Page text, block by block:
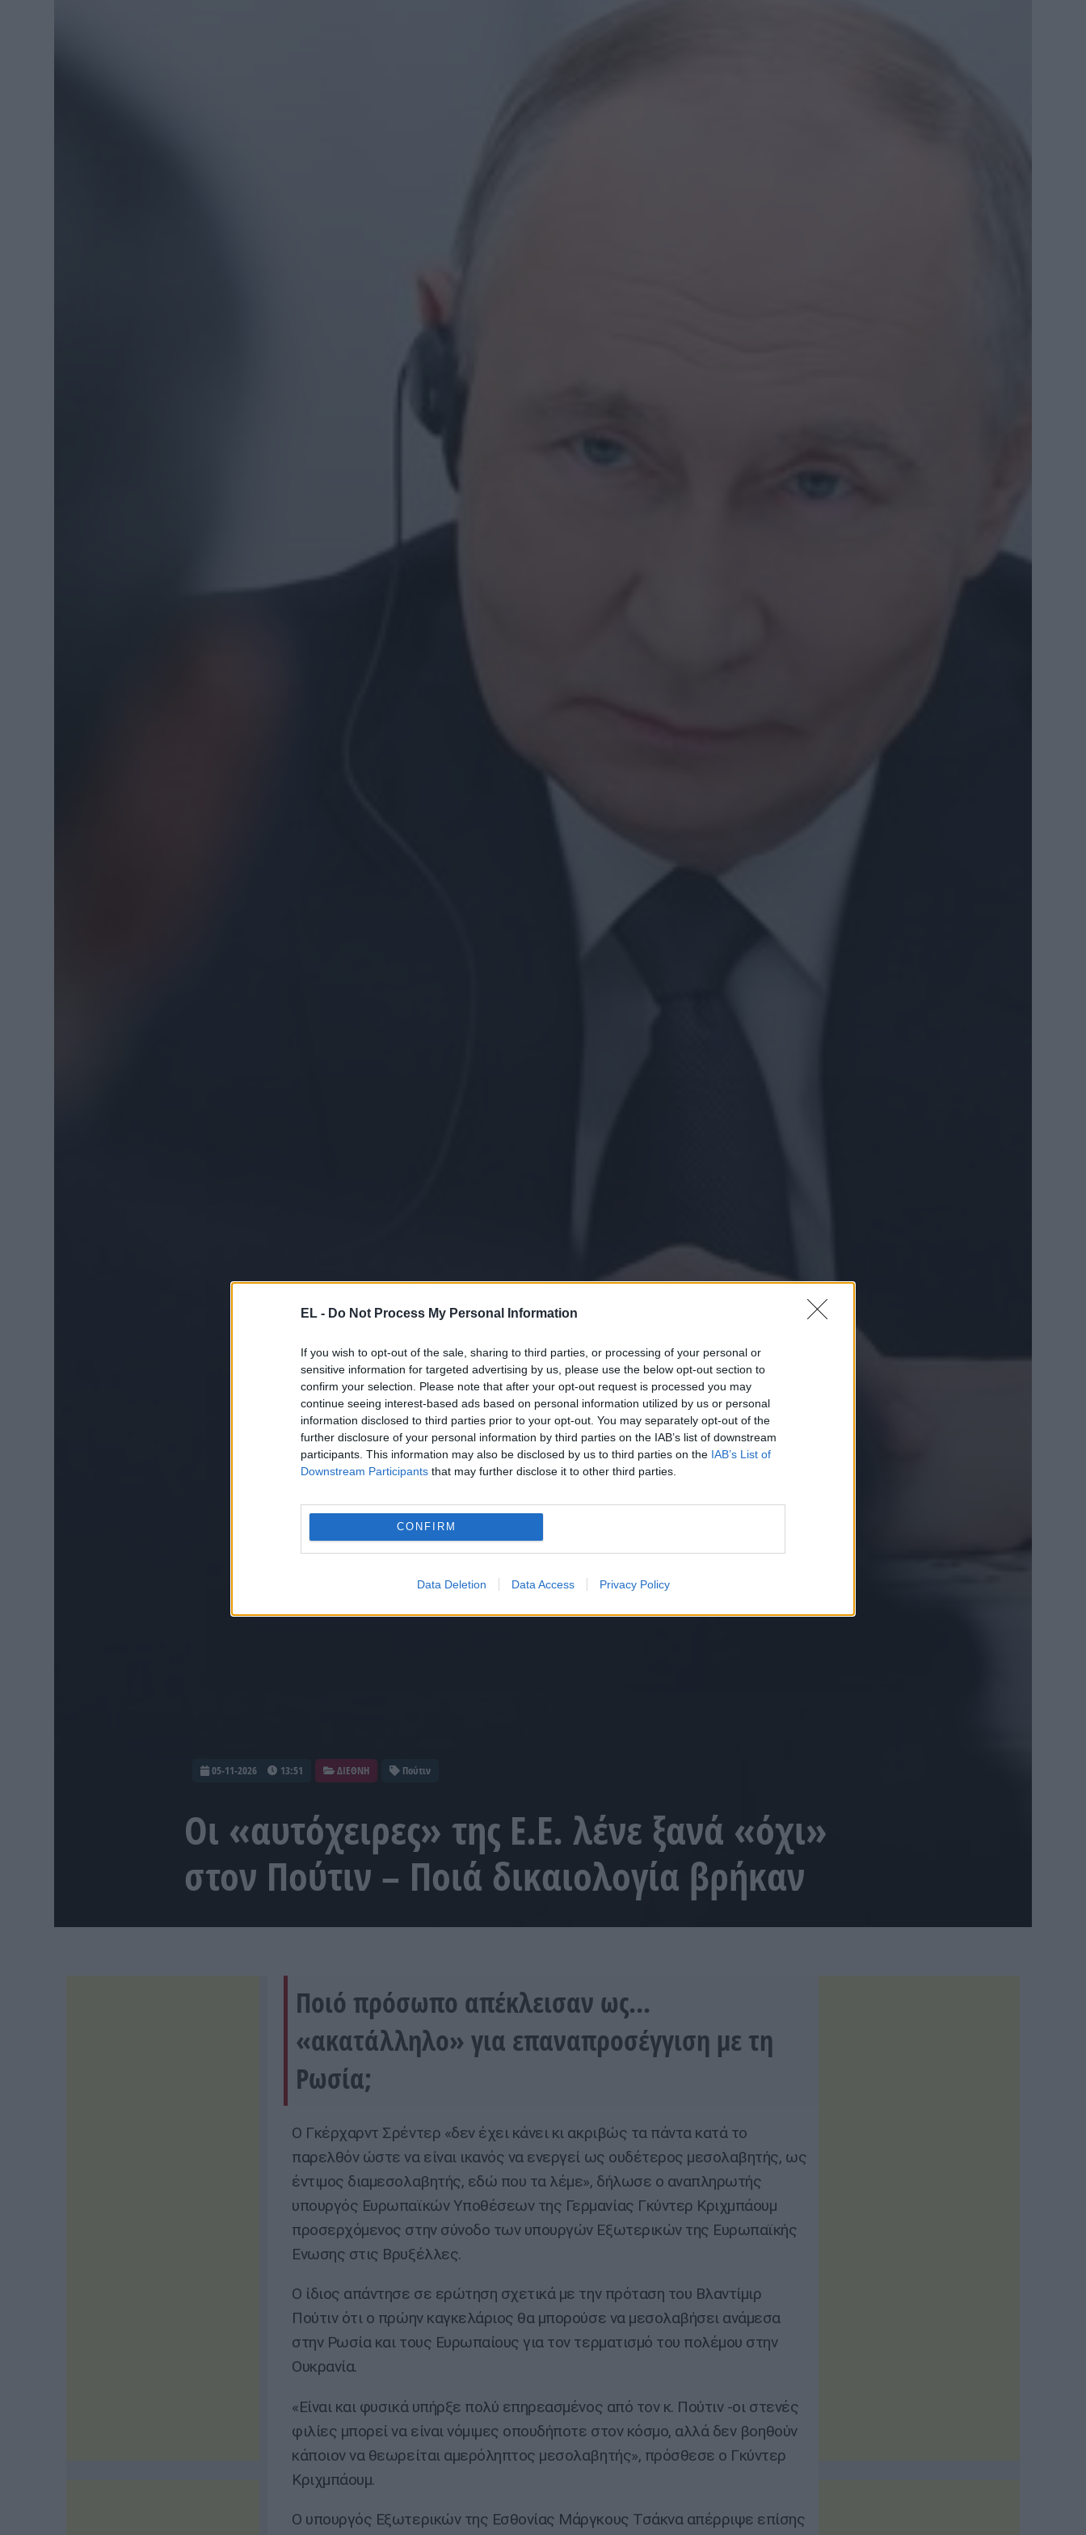
EL - Do Not Process My Personal Information
If you wish to opt-out of the sale, sharing to third parties, or processing of your personal or
sensitive information for targeted advertising by us, please use the below opt-out section to
confirm your selection. Please note that after your opt-out request is processed you may
continue seeing interest-based ads based on personal information utilized by us or personal
information disclosed to third parties prior to your opt-out. You may separately opt-out of the
further disclosure of your personal information by third parties on the IAB’s list of downstream
participants. This information may also be disclosed by us to third parties on the IAB’s List of
Downstream Participants that may further disclose it to other third parties.
CONFIRM
Data Deletion Data Access Privacy Policy
05-11-2026 13:51 ΔΙΕΘΝΗ Πούτιν
Οι «αυτόχειρες» της Ε.Ε. λένε ξανά «όχι»
στον Πούτιν – Ποιά δικαιολογία βρήκαν
Ποιό πρόσωπο απέκλεισαν ως...
«ακατάλληλο» για επαναπροσέγγιση με τη
Ρωσία;
Ο Γκέρχαρντ Σρέντερ «δεν έχει κάνει κι ακριβώς τα πάντα κατά το
παρελθόν ώστε να είναι ικανός να ενεργεί ως ουδέτερος μεσολαβητής, ως
έντιμος διαμεσολαβητής, εδώ που τα λέμε», δήλωσε ο αναπληρωτής
υπουργός Ευρωπαϊκών Υποθέσεων της Γερμανίας Γκύντερ Κριχμπάουμ
προσερχόμενος στην σύνοδο των υπουργών Εξωτερικών της Ευρωπαϊκής
Ενωσης στις Βρυξέλλες.
Ο ίδιος απάντησε σε ερώτηση σχετικά με την πρόταση του Βλαντίμιρ
Πούτιν ότι ο πρώην καγκελάριος θα μπορούσε να μεσολαβήσει ανάμεσα
στην Ρωσία και τους Ευρωπαίους για τον τερματισμό του πολέμου στην
Ουκρανία.
«Είναι και φυσικά υπήρξε πολύ επηρεασμένος από τον κ. Πούτιν -οι στενές
φιλίες μπορεί να είναι νόμιμες οπουδήποτε στον κόσμο, αλλά δεν βοηθούν
κάποιον να θεωρείται αμερόληπτος μεσολαβητής», πρόσθεσε ο Γκύντερ
Κριχμπάουμ.
Ο υπουργός Εξωτερικών της Εσθονίας Μάργκους Τσάκνα απέρριψε επίσης